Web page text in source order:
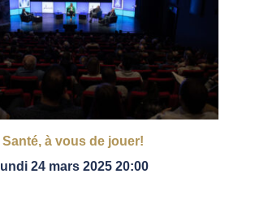
Santé, à vous de jouer!
lundi 24 mars 2025 20:00